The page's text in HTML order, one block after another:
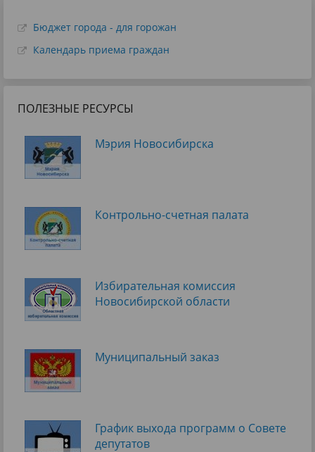
Бюджет города - для горожан
Календарь приема граждан
ПОЛЕЗНЫЕ РЕСУРСЫ
Мэрия Новосибирска
Контрольно-счетная палата
Избирательная комиссия
Новосибирской области
Муниципальный заказ
График выхода программ о Cовете
депутатов